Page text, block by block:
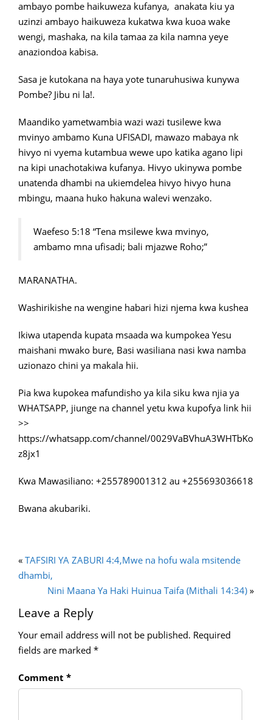
ambayo pombe haikuweza kufanya, anakata kiu ya
uzinzi ambayo haikuweza kukatwa kwa kuoa wake
wengi, mashaka, na kila tamaa za kila namna yeye
anaziondoa kabisa.
Sasa je kutokana na haya yote tunaruhusiwa kunywa
Pombe? Jibu ni la!.
Maandiko yametwambia wazi wazi tusilewe kwa
mvinyo ambamo Kuna UFISADI, mawazo mabaya nk
hivyo ni vyema kutambua wewe upo katika agano lipi
na kipi unachotakiwa kufanya. Hivyo ukinywa pombe
unatenda dhambi na ukiemdelea hivyo hivyo huna
mbingu, maana huko hakuna walevi wenzako.
Waefeso 5:18 “Tena msilewe kwa mvinyo,
ambamo mna ufisadi; bali mjazwe Roho;”
MARANATHA.
Washirikishe na wengine habari hizi njema kwa kushea
Ikiwa utapenda kupata msaada wa kumpokea Yesu
maishani mwako bure, Basi wasiliana nasi kwa namba
uzionazo chini ya makala hii.
Pia kwa kupokea mafundisho ya kila siku kwa njia ya
WHATSAPP, jiunge na channel yetu kwa kupofya link hii
>>
https://whatsapp.com/channel/0029VaBVhuA3WHTbKo
z8jx1
Kwa Mawasiliano: +255789001312 au +255693036618
Bwana akubariki.
« TAFSIRI YA ZABURI 4:4,Mwe na hofu wala msitende
dhambi,
Nini Maana Ya Haki Huinua Taifa (Mithali 14:34) »
Leave a Reply
Your email address will not be published. Required
fields are marked *
Comment *